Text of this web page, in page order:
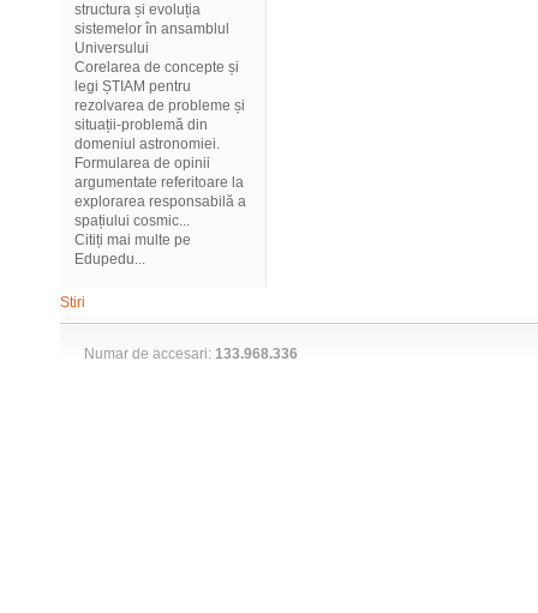
structura și evoluția
sistemelor în ansamblul
Universului
Corelarea de concepte și
legi ȘTIAM pentru
rezolvarea de probleme și
situații-problemă din
domeniul astronomiei.
Formularea de opinii
argumentate referitoare la
explorarea responsabilă a
spațiului cosmic...
Citiți mai multe pe
Edupedu...
Stiri
Numar de accesari: 133.968.336